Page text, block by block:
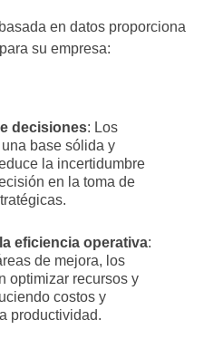
en datos proporciona
su empresa:
decisiones: Los
base sólida y
la incertidumbre
en la toma de
eficiencia operativa:
de mejora, los
optimizar recursos y
costos y
productividad.